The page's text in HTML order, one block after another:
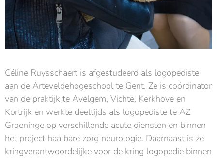
Céline Ruysschaert is afgestudeerd als logopediste
aan de Arteveldehogeschool te Gent. Ze is coördinator
van de praktijk te Avelgem, Vichte, Kerkhove en
Kortrijk en werkte deeltijds als logopediste te AZ
Groeninge op verschillende acute diensten en binnen
het project haalbare zorg neurologie. Daarnaast is ze
kringverantwoordelijke voor de kring logopedie binnen